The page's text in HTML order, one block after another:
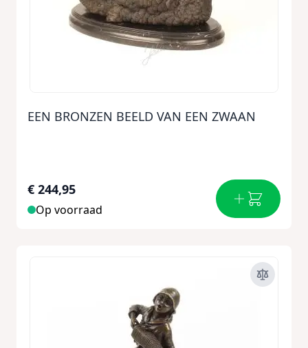
EEN BRONZEN BEELD VAN EEN ZWAAN
€ 244,95
Op voorraad